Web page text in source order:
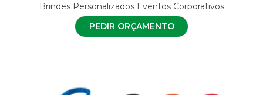
Brindes Personalizados Eventos Corporativos
PEDIR ORÇAMENTO